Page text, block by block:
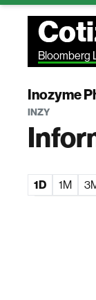
Bloomberg
Inozyme
INZY
1D 1M